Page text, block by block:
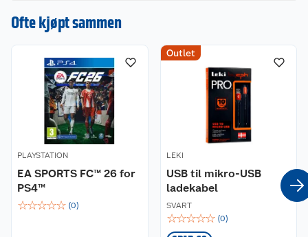
Ofte kjøpt sammen
PLAYSTATION
EA SPORTS FC™ 26 for
PS4™
☆☆☆☆☆ (0)
Outlet
LEKI
USB til mikro-USB
ladekabel
SVART
☆☆☆☆☆ (0)